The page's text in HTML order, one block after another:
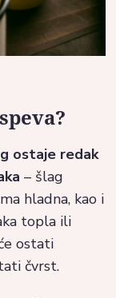
ostaje redak
– šlag
hladna, kao i
topla ili
ostati
čvrst.